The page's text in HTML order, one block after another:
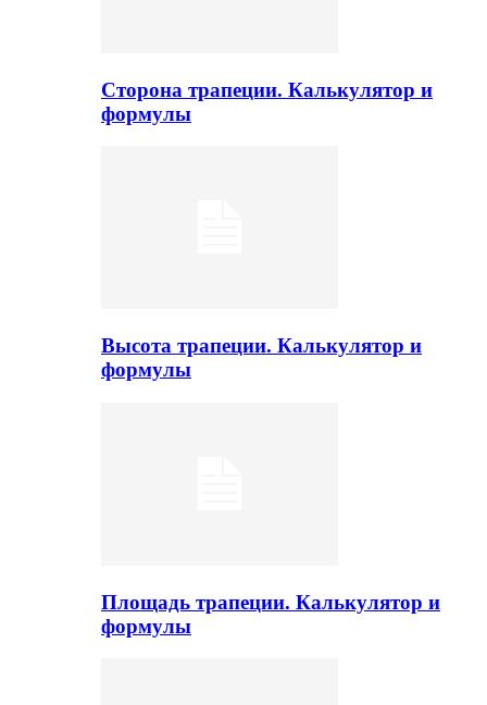
Сторона трапеции. Калькулятор и
формулы
Высота трапеции. Калькулятор и
формулы
Площадь трапеции. Калькулятор и
формулы